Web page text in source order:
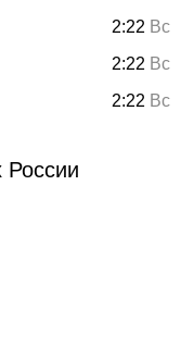
2:22 Вс
2:22 Вс
2:22 Вс
России